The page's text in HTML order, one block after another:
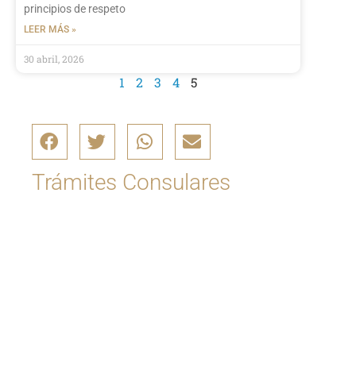
principios de respeto
LEER MÁS »
30 abril, 2026
1 2 3 4 5
Trámites Consulares